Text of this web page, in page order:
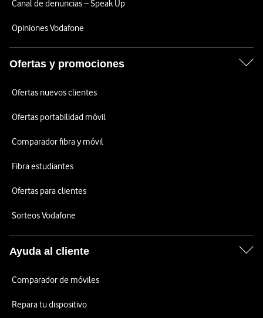
Canal de denuncias – Speak Up
Opiniones Vodafone
Ofertas y promociones
Ofertas nuevos clientes
Ofertas portabilidad móvil
Comparador fibra y móvil
Fibra estudiantes
Ofertas para clientes
Sorteos Vodafone
Ayuda al cliente
Comparador de móviles
Repara tu dispositivo